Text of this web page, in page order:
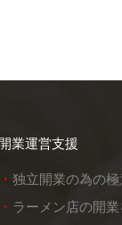
開業運営支援
独立開業の為の
ラーメン店の開